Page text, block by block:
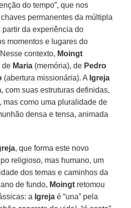
do tempo”, que nos
permanentes da múltipla
partir da experiência do
momentos e lugares do
contexto, Moingt
de Maria (memória), de Pedro
(abertura missionária). A Igreja
com suas estruturas definidas,
mas como uma pluralidade de
densa e tensa, animada
, que forma este novo
religioso, mas humano, um
dos temas e caminhos da
de fundo, Moingt retomou
a Igreja é “una” pela